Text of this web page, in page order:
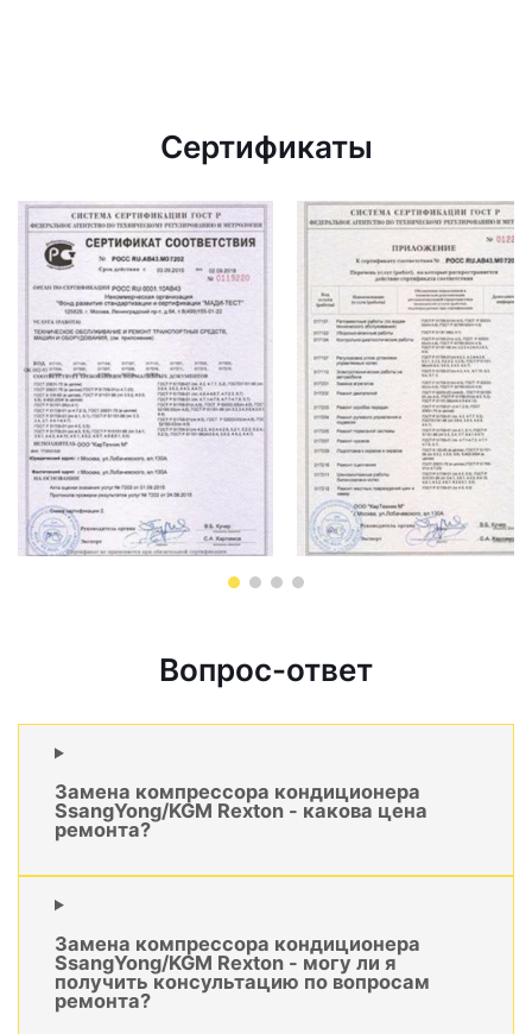
Сертификаты
Вопрос-ответ
Замена компрессора кондиционера
SsangYong/KGM Rexton - какова цена
ремонта?
Замена компрессора кондиционера
SsangYong/KGM Rexton - могу ли я
получить консультацию по вопросам
ремонта?